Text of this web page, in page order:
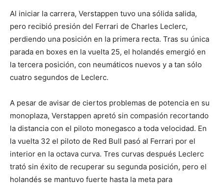
Al iniciar la carrera, Verstappen tuvo una sólida salida,
pero recibió presión del Ferrari de Charles Leclerc,
perdiendo una posición en la primera recta. Tras su única
parada en boxes en la vuelta 25, el holandés emergió en
la tercera posición, con neumáticos nuevos y a tan sólo
cuatro segundos de Leclerc.
A pesar de avisar de ciertos problemas de potencia en su
monoplaza, Verstappen apretó sin compasión recortando
la distancia con el piloto monegasco a toda velocidad. En
la vuelta 32 el piloto de Red Bull pasó al Ferrari por el
interior en la octava curva. Tres curvas después Leclerc
trató sin éxito de recuperar su segunda posición, pero el
holandés se mantuvo fuerte hasta la meta para